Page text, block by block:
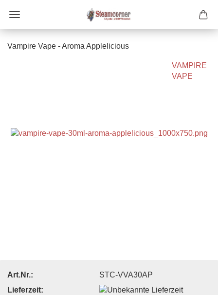
Vampire Vape - Aroma Applelicious
VAMPIRE
VAPE
Art.Nr.:
STC-VVA30AP
Lieferzeit: